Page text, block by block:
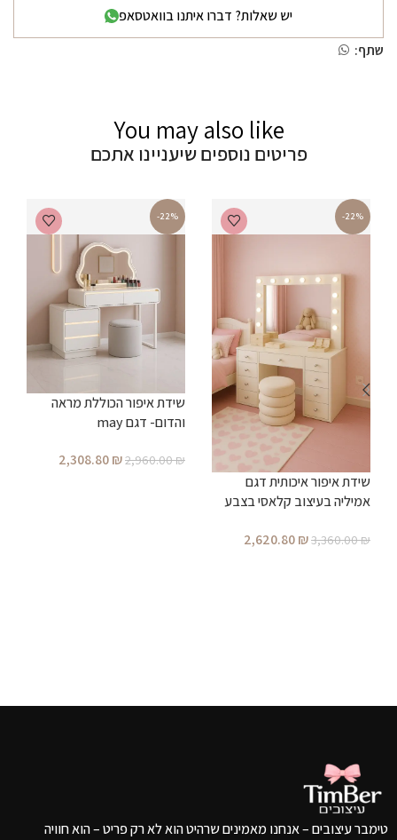
יש שאלות? דברו איתנו בוואטסאפ
שתף:
You may also like
פריטים נוספים שיעניינו אתכם
-22%
שידת איפור איכותית דגם
אמיליה בעיצוב קלאסי בצבע
מרופד
3,360.00₪
2,620.80₪
-22%
שידת איפור הכוללת מראה
והדום- דגם may
2,960.00₪
2,308.80₪
טימבר עיצובים – אנחנו מאמינים שרהיט הוא לא רק פריט – הוא חוויה